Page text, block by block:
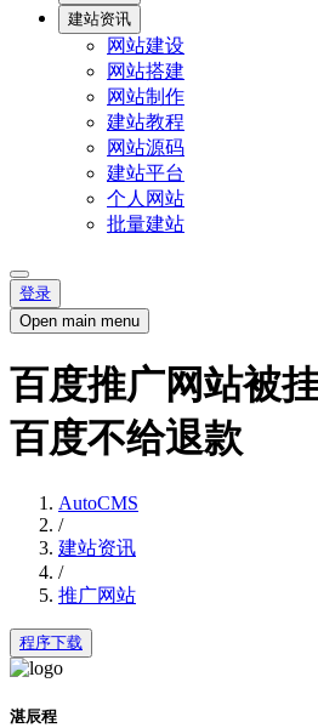
建站资讯
网站建设
网站搭建
网站制作
建站教程
网站源码
建站平台
个人网站
批量建站
登录
Open main menu
百度推广网站被
百度不给退款
AutoCMS
/
建站资讯
/
推广网站
程序下载
湛辰程